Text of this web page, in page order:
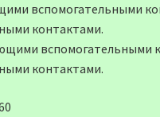
вспомогательными
контактами.
вспомогательными
контактами.